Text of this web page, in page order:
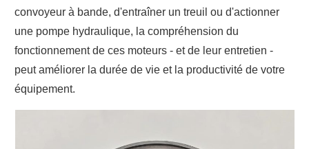
convoyeur à bande, d'entraîner un treuil ou d'actionner
une pompe hydraulique, la compréhension du
fonctionnement de ces moteurs - et de leur entretien -
peut améliorer la durée de vie et la productivité de votre
équipement.